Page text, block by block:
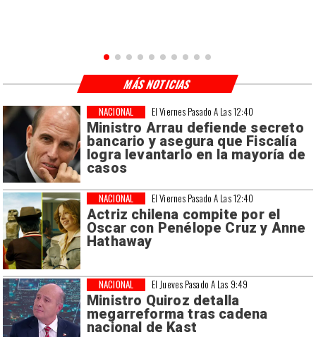
El Viernes Pasado A Las 12:40
Ministro Arrau defiende secreto
bancario y asegura que Fiscalía
logra levantarlo en la mayoría de
casos
NACIONAL
El Viernes Pasado A Las 12:40
Actriz chilena compite por el
Oscar con Penélope Cruz y Anne
Hathaway
NACIONAL
El Jueves Pasado A Las 9:49
Ministro Quiroz detalla
megarreforma tras cadena
nacional de Kast
NACIONAL
MÁS NOTICIAS